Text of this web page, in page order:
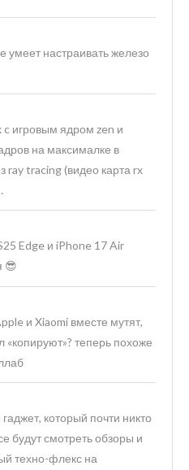
умеет настраивать железо
c игровым ядром zen и
на максималке в
ray tracing (видео карта rx
Edge и iPhone 17 Air
😎
и Xiaomi вместе мутят,
«копируют»? теперь похоже
который почти никто
будут смотреть обзоры и
техно-флекс на